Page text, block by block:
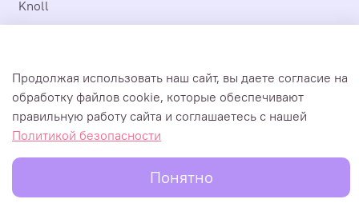
Knoll
Все документы, мультимедиа и тексты, размещенные на сайте
https://yarnbystu.com, являются авторскими и принадлежат ИП
предоставляются покупателям только для личного
использования. Yarn by Stu 2018-2026
Продолжая использовать наш сайт, вы даете согласие на
обработку файлов cookie, которые обеспечивают
правильную работу сайта и соглашаетесь с нашей
Политикой безопасности
Понятно